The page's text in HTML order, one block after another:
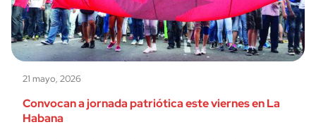
21 mayo, 2026
Convocan a jornada patriótica este viernes en La
Habana